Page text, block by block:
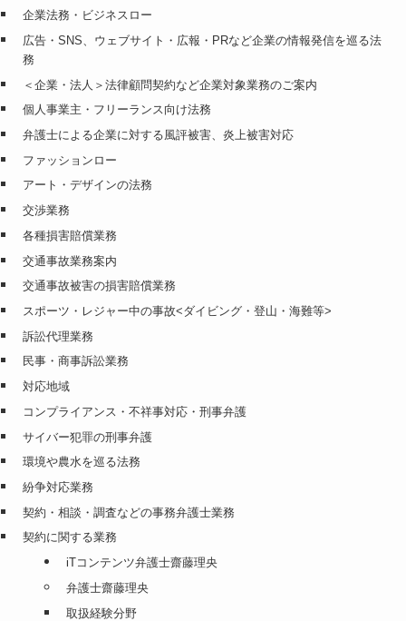
企業法務・ビジネスロー
広告・SNS、ウェブサイト・広報・PRなど企業の情報発信を巡る法
務
＜企業・法人＞法律顧問契約など企業対象業務のご案内
個人事業主・フリーランス向け法務
弁護士による企業に対する風評被害、炎上被害対応
ファッションロー
アート・デザインの法務
交渉業務
各種損害賠償業務
交通事故業務案内
交通事故被害の損害賠償業務
スポーツ・レジャー中の事故<ダイビング・登山・海難等>
訴訟代理業務
民事・商事訴訟業務
対応地域
コンプライアンス・不祥事対応・刑事弁護
サイバー犯罪の刑事弁護
環境や農水を巡る法務
紛争対応業務
契約・相談・調査などの事務弁護士業務
契約に関する業務
iTコンテンツ弁護士齋藤理央
弁護士齋藤理央
取扱経験分野